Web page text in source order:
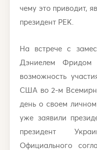
чему это приводит,
президент РЕК.
На встрече с
Дэниелем Фридом
возможность
США во 2-м
день о своем
уже заявили
президент
Официального